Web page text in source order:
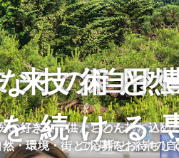
来の自
や将来の子供たちのために、限
然・環境・街との調和と未来の
採用
の好きな事にとことん打ち込め
ご応募をお待ちし
技術と
続ける